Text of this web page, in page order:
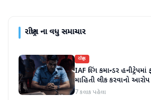
રાષ્ટ્રીયના વધુ સમાચાર
રાષ્ટ્રીય
IAF વિંગ કમાન્ડર
માહિતી લીક કરવાનો આરોપ
7 કલાક પહેલા